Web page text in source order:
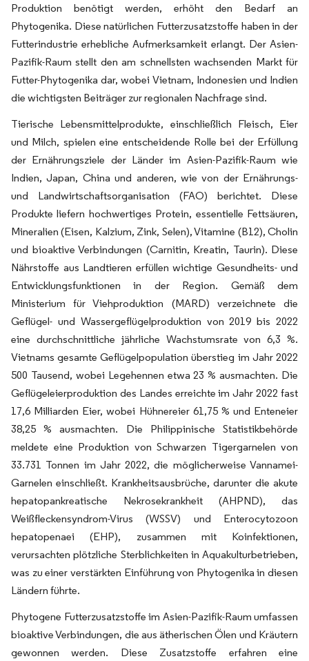
Produktion benötigt werden, erhöht den Bedarf an
Phytogenika. Diese natürlichen Futterzusatzstoffe haben in der
Futterindustrie erhebliche Aufmerksamkeit erlangt. Der Asien-
Pazifik-Raum stellt den am schnellsten wachsenden Markt für
Futter-Phytogenika dar, wobei Vietnam, Indonesien und Indien
die wichtigsten Beiträger zur regionalen Nachfrage sind.
Tierische Lebensmittelprodukte, einschließlich Fleisch, Eier
und Milch, spielen eine entscheidende Rolle bei der Erfüllung
der Ernährungsziele der Länder im Asien-Pazifik-Raum wie
Indien, Japan, China und anderen, wie von der Ernährungs-
und Landwirtschaftsorganisation (FAO) berichtet. Diese
Produkte liefern hochwertiges Protein, essentielle Fettsäuren,
Mineralien (Eisen, Kalzium, Zink, Selen), Vitamine (B12), Cholin
und bioaktive Verbindungen (Carnitin, Kreatin, Taurin). Diese
Nährstoffe aus Landtieren erfüllen wichtige Gesundheits- und
Entwicklungsfunktionen in der Region. Gemäß dem
Ministerium für Viehproduktion (MARD) verzeichnete die
Geflügel- und Wassergeflügelproduktion von 2019 bis 2022
eine durchschnittliche jährliche Wachstumsrate von 6,3 %.
Vietnams gesamte Geflügelpopulation überstieg im Jahr 2022
500 Tausend, wobei Legehennen etwa 23 % ausmachten. Die
Geflügeleierproduktion des Landes erreichte im Jahr 2022 fast
17,6 Milliarden Eier, wobei Hühnereier 61,75 % und Enteneier
38,25 % ausmachten. Die Philippinische Statistikbehörde
meldete eine Produktion von Schwarzen Tigergarnelen von
33.731 Tonnen im Jahr 2022, die möglicherweise Vannamei-
Garnelen einschließt. Krankheitsausbrüche, darunter die akute
hepatopankreatische Nekrosekrankheit (AHPND), das
Weißfleckensyndrom-Virus (WSSV) und Enterocytozoon
hepatopenaei (EHP), zusammen mit Koinfektionen,
verursachten plötzliche Sterblichkeiten in Aquakulturbetrieben,
was zu einer verstärkten Einführung von Phytogenika in diesen
Ländern führte.
Phytogene Futterzusatzstoffe im Asien-Pazifik-Raum umfassen
bioaktive Verbindungen, die aus ätherischen Ölen und Kräutern
gewonnen werden. Diese Zusatzstoffe erfahren eine